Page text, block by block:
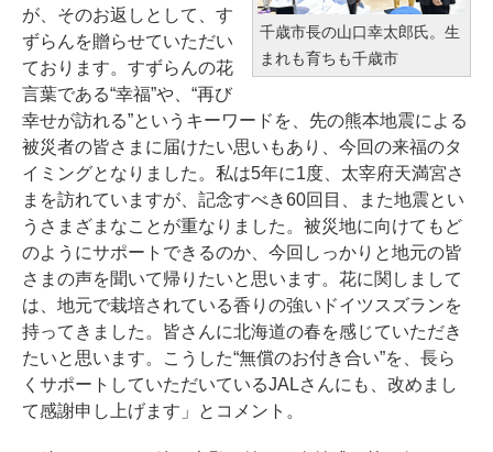
千歳市長の山口幸太郎氏。生
まれも育ちも千歳市
が、そのお返しとして、す
ずらんを贈らせていただい
ております。すずらんの花
言葉である“幸福”や、“再び
幸せが訪れる”というキーワードを、先の熊本地震による
被災者の皆さまに届けたい思いもあり、今回の来福のタ
イミングとなりました。私は5年に1度、太宰府天満宮さ
まを訪れていますが、記念すべき60回目、また地震とい
うさまざまなことが重なりました。被災地に向けてもど
のようにサポートできるのか、今回しっかりと地元の皆
さまの声を聞いて帰りたいと思います。花に関しまして
は、地元で栽培されている香りの強いドイツスズランを
持ってきました。皆さんに北海道の春を感じていただき
たいと思います。こうした“無償のお付き合い”を、長ら
くサポートしていただいているJALさんにも、改めまし
て感謝申し上げます」とコメント。